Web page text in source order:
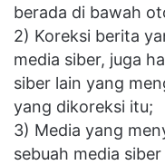
berada di bawah
2) Koreksi berita
media siber, juga
siber lain yang
yang dikoreksi itu;
3) Media yang
sebuah media